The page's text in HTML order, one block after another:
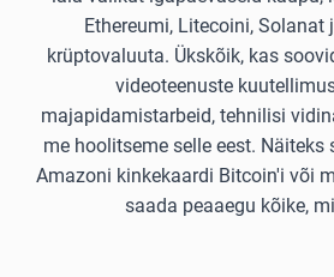
Ethereumi, Litecoini, Solanat
krüptovaluuta. Ükskõik, kas
videoteenuste
majapidamistarbeid, tehnilisi
me hoolitseme selle eest.
Amazoni kinkekaardi Bitcoin'i või
saada peaaegu kõike,